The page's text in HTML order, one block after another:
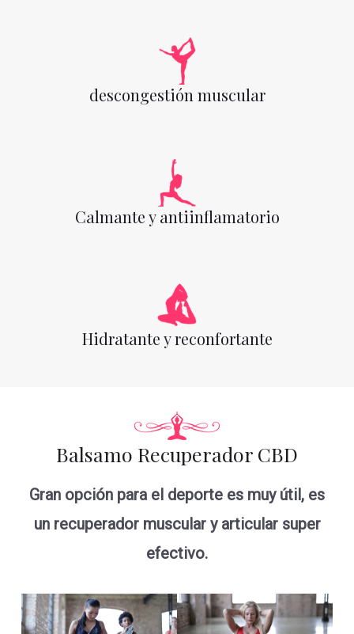
descongestión muscular
Calmante y antiinflamatorio
Hidratante y reconfortante
Balsamo Recuperador CBD
Gran opción para el deporte es muy útil, es
un recuperador muscular y articular super
efectivo.